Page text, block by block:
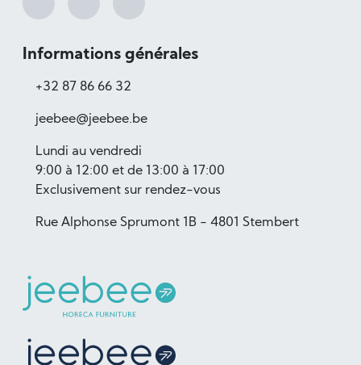
Informations générales
+32 87 86 66 32
jeebee@jeebee.be
Lundi au vendredi
9:00 à 12:00 et de 13:00 à 17:00
Exclusivement sur rendez-vous
Rue Alphonse Sprumont 1B - 4801 Stembert